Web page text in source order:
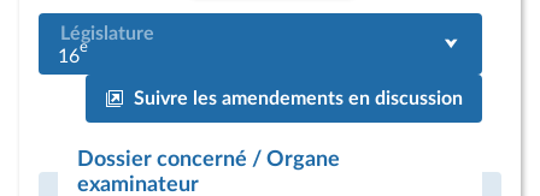
Législature
16e
Suivre les amendements en discussion
Dossier concerné / Organe
examinateur